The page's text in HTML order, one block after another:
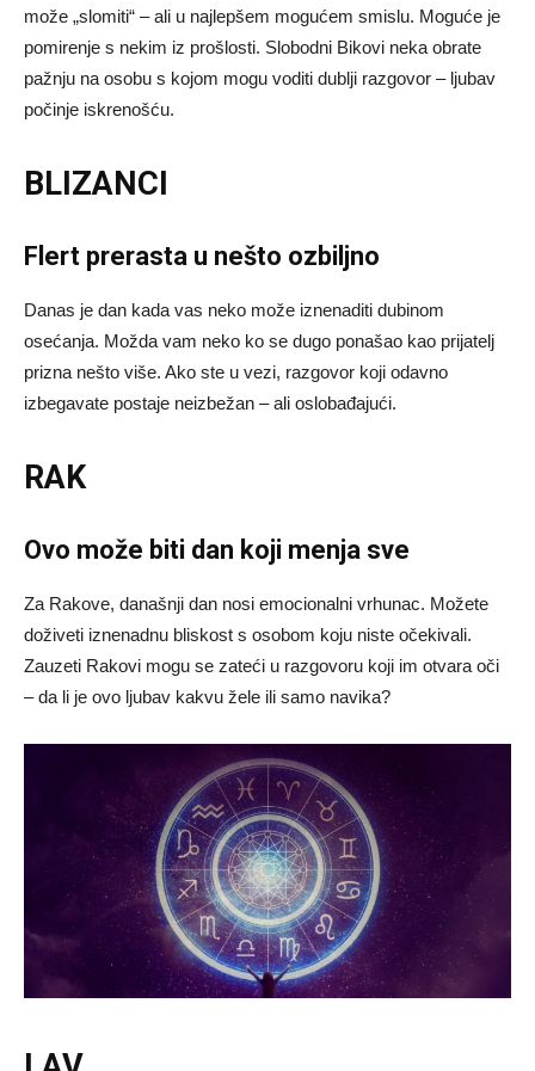
može „slomiti“ – ali u najlepšem mogućem smislu. Moguće je
pomirenje s nekim iz prošlosti. Slobodni Bikovi neka obrate
pažnju na osobu s kojom mogu voditi dublji razgovor – ljubav
počinje iskrenošću.
BLIZANCI
Flert prerasta u nešto ozbiljno
Danas je dan kada vas neko može iznenaditi dubinom
osećanja. Možda vam neko ko se dugo ponašao kao prijatelj
prizna nešto više. Ako ste u vezi, razgovor koji odavno
izbegavate postaje neizbežan – ali oslobađajući.
RAK
Ovo može biti dan koji menja sve
Za Rakove, današnji dan nosi emocionalni vrhunac. Možete
doživeti iznenadnu bliskost s osobom koju niste očekivali.
Zauzeti Rakovi mogu se zateći u razgovoru koji im otvara oči
– da li je ovo ljubav kakvu žele ili samo navika?